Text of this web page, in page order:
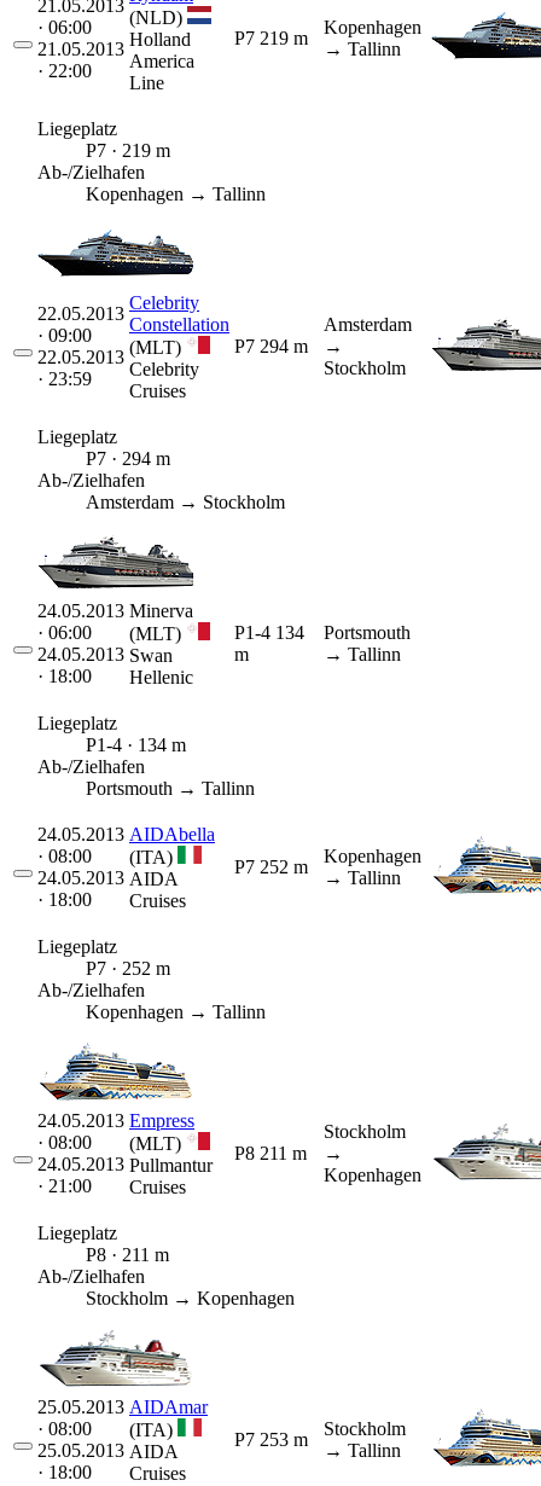
21.05.2013
· 06:00
21.05.2013
· 22:00
(NLD)
Holland
America
Line
P7 219 m
Kopenhagen
→ Tallinn
Liegeplatz
P7 · 219 m
Ab-/Zielhafen
Kopenhagen → Tallinn
22.05.2013
· 09:00
22.05.2013
· 23:59
Celebrity
Constellation
(MLT)
Celebrity
Cruises
P7 294 m
Amsterdam
→
Stockholm
Liegeplatz
P7 · 294 m
Ab-/Zielhafen
Amsterdam → Stockholm
24.05.2013
· 06:00
24.05.2013
· 18:00
Minerva
(MLT)
Swan
Hellenic
P1-4 134
m
Portsmouth
→ Tallinn
Liegeplatz
P1-4 · 134 m
Ab-/Zielhafen
Portsmouth → Tallinn
24.05.2013
· 08:00
24.05.2013
· 18:00
AIDAbella
(ITA)
AIDA
Cruises
P7 252 m
Kopenhagen
→ Tallinn
Liegeplatz
P7 · 252 m
Ab-/Zielhafen
Kopenhagen → Tallinn
24.05.2013
· 08:00
24.05.2013
· 21:00
Empress
(MLT)
Pullmantur
Cruises
P8 211 m
Stockholm
→
Kopenhagen
Liegeplatz
P8 · 211 m
Ab-/Zielhafen
Stockholm → Kopenhagen
25.05.2013
· 08:00
25.05.2013
· 18:00
AIDAmar
(ITA)
AIDA
Cruises
P7 253 m
Stockholm
→ Tallinn